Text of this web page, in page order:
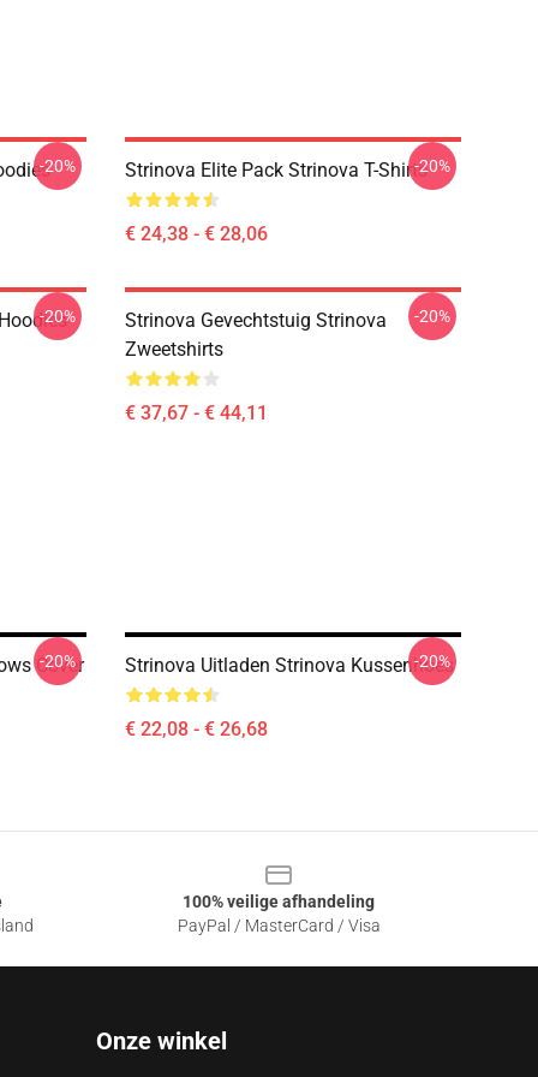
-20% Strinova Elite Pack Strinova T-Shirts
€ 24,38 - € 28,06
-20%
-20%
Strinova Gevechtstuig Strinova
Zweetshirts
€ 37,67 - € 44,11
-20%
Cover
-20% Strinova Uitladen Strinova Kussenhoes
€ 22,08 - € 26,68
-20%
100% veilige afhandeling
PayPal / MasterCard / Visa
Onze winkel